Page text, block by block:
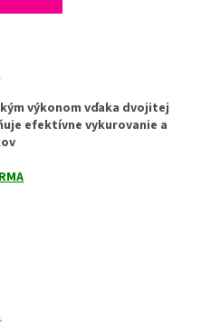
výkonom vďaka dvojitej
efektívne vykurovanie a